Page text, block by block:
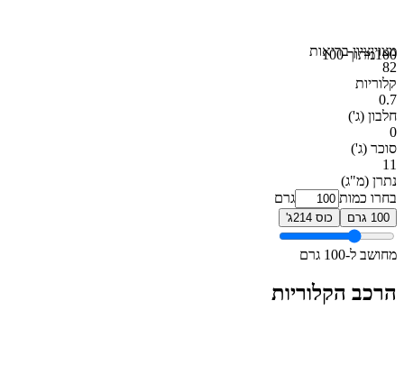
100מתוך 100מצויןציון בריאות
82
קלוריות
0.7
חלבון (ג')
0
סוכר (ג')
11
נתרן (מ"ג)
בחרו כמות
גרם
100 גרם כוס 214ג'
מחושב ל-100 גרם
הרכב הקלוריות